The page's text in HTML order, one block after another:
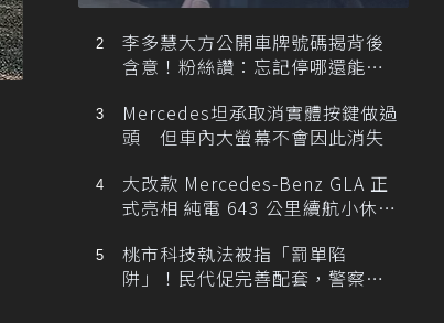
李多慧大方公開車牌號碼揭背後
含意！粉絲讚：忘記停哪還能幫
Mercedes坦承取消實體按鍵做過
頭 但車內大螢幕不會因此消失
大改款 Mercedes-Benz GLA 正
式亮相 純電 643 公里續航小休
桃市科技執法被指「罰單陷
阱」！民代促完善配套，警察局